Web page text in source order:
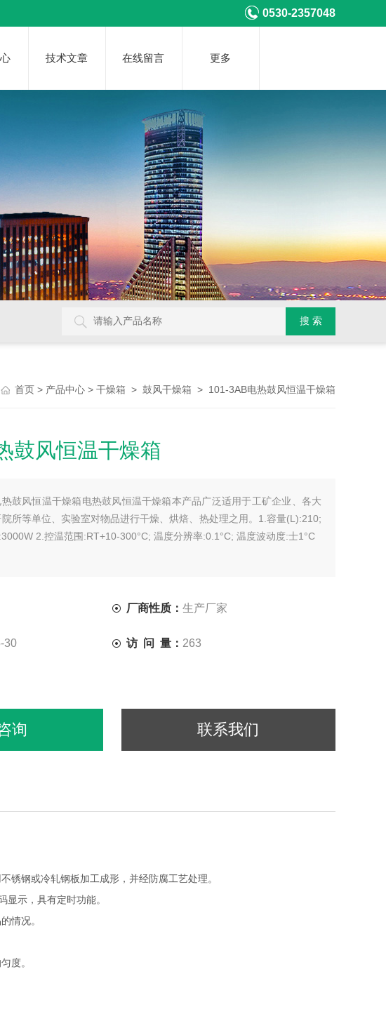
0530-2357048
技术文章 在线留言 更多
首页 > 产品中心 > 干燥箱 > 鼓风干燥箱 > 101-3AB电热鼓风恒温干燥箱
鼓风恒温干燥箱
鼓风恒温干燥箱电热鼓风恒温干燥箱本产品广泛适用于工矿企业、各大
所等单位、实验室对物品进行干燥、烘焙、热处理之用。1.容量(L):210;
2.控温范围:RT+10-300°C; 温度分辨率:0.1°C; 温度波动度:士1°C
厂商性质： 生产厂家
30 访 问 量： 263
询 联系我们
锈钢或冷轧钢板加工成形，并经防腐工艺处理。
示，具有定时功能。
情况。
度。